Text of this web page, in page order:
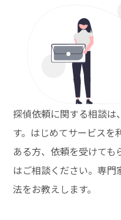
探偵依頼に関する相談は
す。はじめてサービスを
ある方、依頼を受けて
はご相談ください。専
法をお教えします。